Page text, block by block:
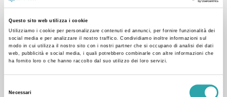
Questo sito web utilizza i cookie
Utilizziamo i cookie per personalizzare contenuti ed annunci, per fornire funzionalità dei
social media e per analizzare il nostro traffico. Condividiamo inoltre informazioni sul
modo in cui utilizza il nostro sito con i nostri partner che si occupano di analisi dei dati
web, pubblicità e social media, i quali potrebbero combinarle con altre informazioni che
ha fornito loro o che hanno raccolto dal suo utilizzo dei loro servizi.
Necessari
Vito G.
Materie tecniche Fisica